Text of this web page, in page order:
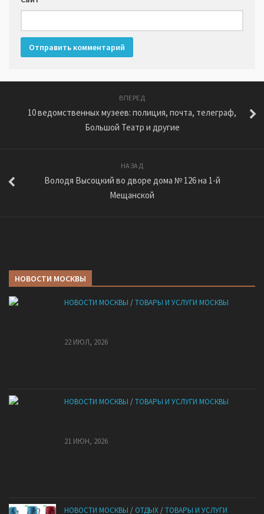
ВПЕРЕД
10 ведомственных музеев: полиция, почта, телеграф,
Большой Театр и другие
НАЗАД
Володя Высоцкий во дворе дома № 126 на 1-й
Мещанской
НОВОСТИ МОСКВЫ
НОВОСТИ МОСКВЫ /ТОВАРЫ И УСЛУГИ МОСКВЫ
22 ИЮЛ, 2026
НОВОСТИ МОСКВЫ /ТОВАРЫ И УСЛУГИ МОСКВЫ
21 ИЮН, 2026
НОВОСТИ МОСКВЫ / ОТДЫХ /ТОВАРЫ И УСЛУГИ